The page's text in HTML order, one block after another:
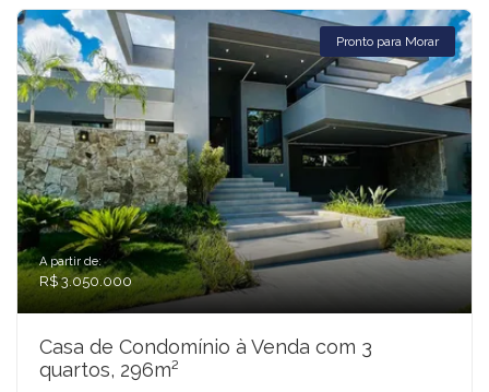
Pronto para Morar
A partir de:
R$ 3.050.000
Casa de Condomínio à Venda com 3
quartos, 296m²